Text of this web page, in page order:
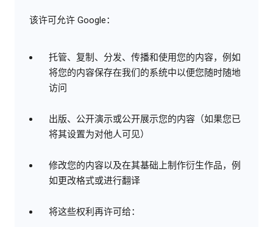
该许可允许 Google：
托管、复制、分发、传播和使用您的内容，例如
将您的内容保存在我们的系统中以便您随时随地
访问
出版、公开演示或公开展示您的内容（如果您已
将其设置为对他人可见）
修改您的内容以及在其基础上制作衍生作品，例
如更改格式或进行翻译
将这些权利再许可给：